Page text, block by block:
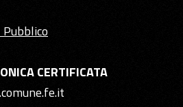
CERTIFICATA